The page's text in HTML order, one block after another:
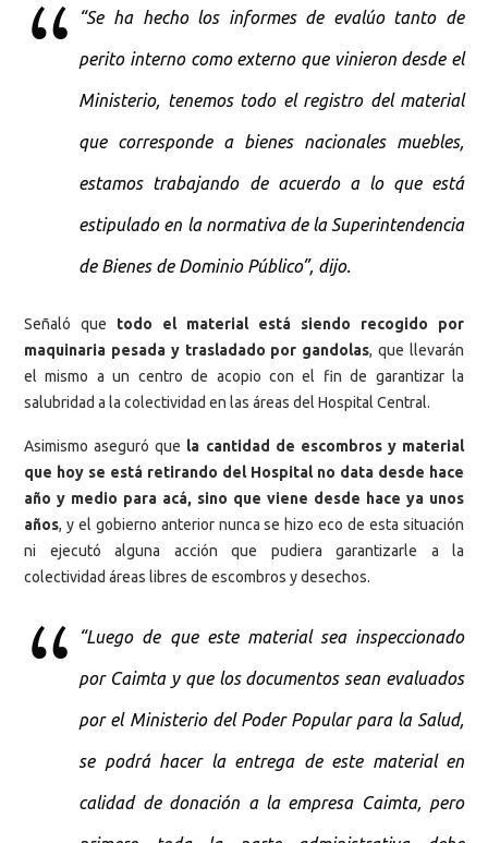
“Se ha hecho los informes de evalúo tanto de
perito interno como externo que vinieron desde el
Ministerio, tenemos todo el registro del material
que corresponde a bienes nacionales muebles,
estamos trabajando de acuerdo a lo que está
estipulado en la normativa de la Superintendencia
de Bienes de Dominio Público”, dijo.
Señaló que todo el material está siendo recogido por
maquinaria pesada y trasladado por gandolas, que llevarán
el mismo a un centro de acopio con el fin de garantizar la
salubridad a la colectividad en las áreas del Hospital Central.
Asimismo aseguró que la cantidad de escombros y material
que hoy se está retirando del Hospital no data desde hace
año y medio para acá, sino que viene desde hace ya unos
años, y el gobierno anterior nunca se hizo eco de esta situación
ni ejecutó alguna acción que pudiera garantizarle a la
colectividad áreas libres de escombros y desechos.
“Luego de que este material sea inspeccionado
por Caimta y que los documentos sean evaluados
por el Ministerio del Poder Popular para la Salud,
se podrá hacer la entrega de este material en
calidad de donación a la empresa Caimta, pero